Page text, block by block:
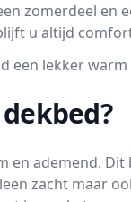
zomerdeel en
u altijd
een lekker
ademend.
zacht maar